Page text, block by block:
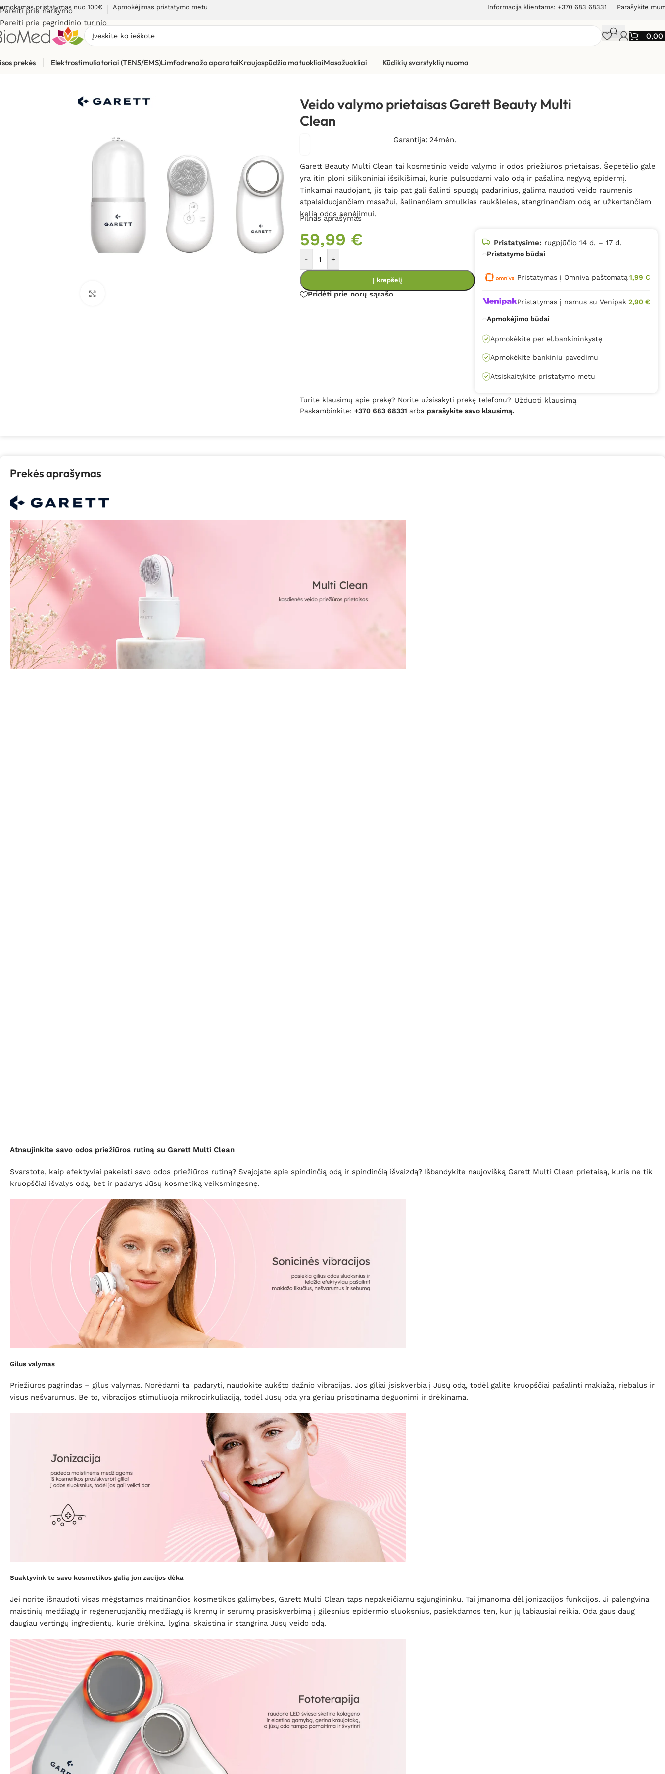
Pereiti prie naršymo
Pereiti prie pagrindinio turinio
pristatymas nuo 100€ Apmokėjimas pristatymo metu Informacija klientams: +370 683 68331 Parašykite
0,00
prekės Elektrostimuliatoriai (TENS/EMS)Limfodrenažo aparataiKraujospūdžio matuokliaiMasažuokliai Kūdikių svarstyklių nuoma
Grožio priežiūrai, odos problemoms Veido valymo prietaisas Garett Beauty Multi Clean
Veido valymo prietaisas Garett Beauty Multi
Clean
Garantija: 24mėn.
Garett Beauty Multi Clean tai kosmetinio veido valymo ir odos priežiūros prietaisas. Šepetėlio gale
yra itin ploni silikoniniai išsikišimai, kurie pulsuodami valo odą ir pašalina negyvą epidermį.
Tinkamai naudojant, jis taip pat gali šalinti spuogų padarinius, galima naudoti veido raumenis
atpalaiduojančiam masažui, šalinančiam smulkias raukšleles, stangrinančiam odą ar užkertančiam
kelią odos senėjimui.
Pilnas aprašymas
59,99 €
- +
Į krepšelį
Pridėti prie norų sąrašo
Pristatysime: rugpjūčio 14 d. – 17 d.
Pristatymo būdai
Pristatymas į Omniva paštomatą 1,99 €
Pristatymas į namus su Venipak 2,90 €
Apmokėjimo būdai
Apmokėkite per el.bankininkystę
Apmokėkite bankiniu pavedimu
Atsiskaitykite pristatymo metu
Turite klausimų apie prekę? Norite užsisakyti prekę telefonu?
Paskambinkite:+370 683 68331 arba parašykite savo klausimą.
Užduoti klausimą
Prekės aprašymas
Atnaujinkite savo odos priežiūros rutiną su Garett Multi Clean
Svarstote, kaip efektyviai pakeisti savo odos priežiūros rutiną? Svajojate apie spindinčią odą ir spindinčią išvaizdą? Išbandykite naujovišką Garett Multi Clean prietaisą, kuris ne tik
kruopščiai išvalys odą, bet ir padarys Jūsų kosmetiką veiksmingesnę.
Gilus valymas
Priežiūros pagrindas – gilus valymas. Norėdami tai padaryti, naudokite aukšto dažnio vibracijas. Jos giliai įsiskverbia į Jūsų odą, todėl galite kruopščiai pašalinti makiažą, riebalus ir
visus nešvarumus. Be to, vibracijos stimuliuoja mikrocirkuliaciją, todėl Jūsų oda yra geriau prisotinama deguonimi ir drėkinama.
Suaktyvinkite savo kosmetikos galią jonizacijos dėka
Jei norite išnaudoti visas mėgstamos maitinančios kosmetikos galimybes, Garett Multi Clean taps nepakeičiamu sąjungininku. Tai įmanoma dėl jonizacijos funkcijos. Ji palengvina
maistinių medžiagų ir regeneruojančių medžiagų iš kremų ir serumų prasiskverbimą į gilesnius epidermio sluoksnius, pasiekdamos ten, kur jų labiausiai reikia. Oda gaus daug
daugiau vertingų ingredientų, kurie drėkina, lygina, skaistina ir stangrina Jūsų veido odą.